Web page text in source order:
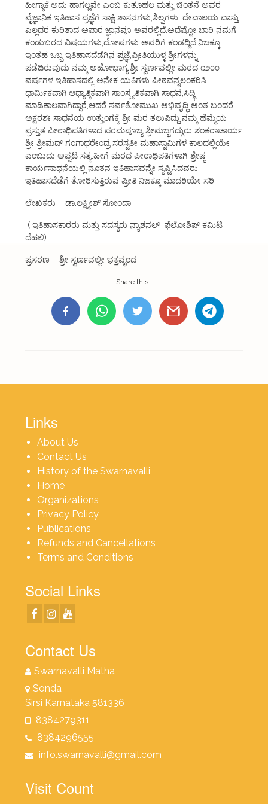
ಹೀಗ್ಯಾಕೆ,ಅದು ಹಾಗಲ್ಲವೇ ಎಂಬ ಕುತೂಹಲ ಮತ್ತು ಚಿಂತನೆ ಅವರ
ವೈಜ್ಞಾನಿಕ ಇತಿಹಾಸ ಪ್ರಜ್ಞೆಗೆ ಸಾಕ್ಷಿ.ಶಾಸನಗಳು,ಶಿಲ್ಪಗಳು, ದೇವಾಲಯ ವಾಸ್ತು
ಎಲ್ಲದರ ಕುರಿತಾದ ಅಪಾರ ಜ್ಞಾನವೂ ಅವರಲ್ಲಿದೆ.ಅದೆಷ್ಟೋ ಬಾರಿ ನಮಗೆ
ಕಂಡುಬರದ ವಿಷಯಗಳು,ದೋಷಗಳು ಅವರಿಗೆ ಕಂಡದ್ದಿದೆ,ನಿಜಕ್ಕೂ
ಇಂತಹ ಒಬ್ಬ ಇತಿಹಾಸದೆಡೆಗಿನ ಪ್ರಜ್ಞೆ,ಪ್ರೀತಿಯುಳ್ಳ ಶ್ರೀಗಳನ್ನು
ಪಡೆದಿರುವುದು ನಮ್ಮ ಅಹೋಭಾಗ್ಯ.ಶ್ರೀ ಸ್ವರ್ಣವಲ್ಲೀ ಮಠದ ೧೨೦೦
ವರ್ಷಗಳ ಇತಿಹಾಸದಲ್ಲಿ ಅನೇಕ ಯತಿಗಳು ಪೀಠವನ್ನಲಂಕರಿಸಿ
ಧಾರ್ಮಿಕವಾಗಿ,ಆಧ್ಯಾತ್ಮಿಕವಾಗಿ,ಸಾಂಸ್ಕೃತಿಕವಾಗಿ ಸಾಧನೆ,ಸಿದ್ಧಿ
ಮಾಡಿಕಾಲವಾಗಿದ್ದಾರೆ,ಆದರೆ ಸರ್ವತೋಮುಖ ಅಭಿವೃದ್ಧಿ ಅಂತ ಬಂದರೆ
ಅಕ್ಷರಶಃ ಸಾಧನೆಯ ಉತ್ತುಂಗಕ್ಕೆ ಶ್ರೀ ಮಠ ತಲುಪಿದ್ದು ನಮ್ಮ ಹೆಮ್ಮೆಯ
ಪ್ರಸ್ತುತ ಪೀಠಾಧಿಪತಿಗಳಾದ ಪರಮಪೂಜ್ಯ ಶ್ರೀಮಜ್ಜಗದ್ಗುರು ಶಂಕರಾಚಾರ್ಯ
ಶ್ರೀ ಶ್ರೀಮದ್ ಗಂಗಾಧರೇಂದ್ರ ಸರಸ್ವತೀ ಮಹಾಸ್ವಾಮಿಗಳ ಕಾಲದಲ್ಲಿಯೇ
ಎಂಬುದು ಅಪ್ಪಟ ಸತ್ಯ.ಹೀಗೆ ಮಠದ ಪೀಠಾಧಿಪತಿಗಳಾಗಿ ಶ್ರೇಷ್ಠ
ಕಾರ್ಯಸಾಧನೆಯಲ್ಲಿ ನೂತನ ಇತಿಹಾಸವನ್ನೇ ಸೃಷ್ಟಿಸಿದವರು
ಇತಿಹಾಸದೆಡೆಗೆ ತೋರಿಸುತ್ತಿರುವ ಪ್ರೀತಿ ನಿಜಕ್ಕೂ ಮಾದರಿಯೇ ಸರಿ.
ಲೇಖಕರು – ಡಾ.ಲಕ್ಷ್ಮೀಶ್ ಸೋಂದಾ
( ಇತಿಹಾಸಕಾರರು ಮತ್ತು ಸದಸ್ಯರು ನ್ಯಾಶನಲ್ ಫೆಲೋಶಿಪ್ ಕಮಿಟಿ
ದೆಹಲಿ)
ಪ್ರಸರಣ – ಶ್ರೀ ಸ್ವರ್ಣವಲ್ಲೀ ಭಕ್ತವೃಂದ
Share this…
Links
About Us
Contact Us
History of the Swarnavalli
Home
Organizations
Privacy Policy
Publications
Refunds and Cancellations
Terms and Conditions
Social Links
Contact Us
Swarnavalli Matha
Sonda
Sirsi Karnataka 581336
8384279311
8384296555
info.swarnavalli@gmail.com
Visit Count